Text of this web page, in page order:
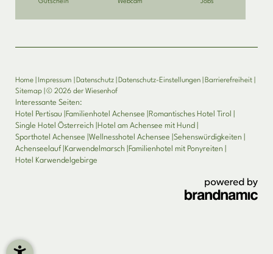
Home Impressum Datenschutz Datenschutz-Einstellungen Barrierefreiheit
Sitemap © 2026 der Wiesenhof
Interessante Seiten:
Hotel Pertisau
Familienhotel Achensee Romantisches Hotel Tirol
Single Hotel Österreich
Hotel am Achensee mit Hund
Sporthotel Achensee Wellnesshotel Achensee Sehenswürdigkeiten
Achenseelauf Karwendelmarsch Familienhotel mit Ponyreiten
Hotel Karwendelgebirge